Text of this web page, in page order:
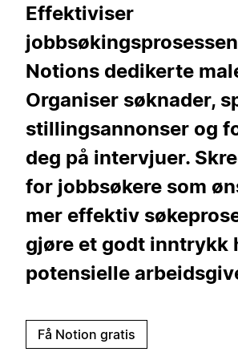
Effektiviser
Notions dedikerte
Organiser søknader,
stillingsannonser og
deg på intervjuer.
for jobbsøkere som
mer effektiv
gjøre et godt inntrykk
potensielle
Få Notion gratis